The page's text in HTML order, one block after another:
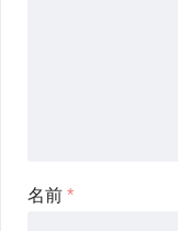
名前 *